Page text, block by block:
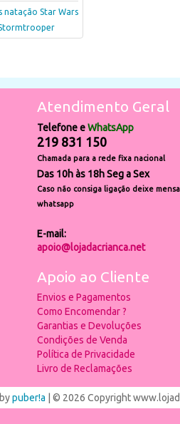
natação Star Wars
Atendimento Geral
Telefone eWhatsApp
219 831 150
Chamada para a rede fixa nacional
Das 10h às 18h Seg a Sex
Caso não consiga ligação deixe
whatsapp
E-mail:
apoio@lojadacrianca.net
Apoio ao Cliente
Envios e Pagamentos
Como Encomendar ?
Garantias e Devoluções
Condições de Venda
Política de Privacidade
Livro de Reclamações
puber!a | © 2026 Copyright